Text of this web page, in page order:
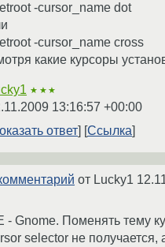
-cursor_name dot
-cursor_name cross
какие курсоры
★★★
13:16:57 +00:00
ответ
Ссылка
от Lucky1
- Gnome. Поменять тему
selector не получается,